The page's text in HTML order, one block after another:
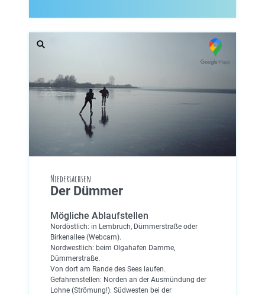
Niedersachsen
Der Dümmer
Mögliche Ablaufstellen
Nordöstlich: in Lembruch, Dümmerstraße oder
Birkenallee (Webcam).
Nordwestlich: beim Olgahafen Damme,
Dümmerstraße.
Von dort am Rande des Sees laufen.
Gefahrenstellen: Norden an der Ausmündung der
Lohne (Strömung!). Südwesten bei der